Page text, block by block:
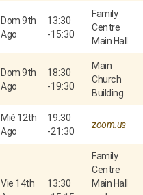
Dom 9th
Ago
13:30
-15:30
Family
Centre
Main Hall
Dom 9th
Ago
18:30
-19:30
Main
Church
Building
Mié 12th
Ago
19:30
-21:30
zoom.us
Vie 14th
13:30
Family
Centre
Main Hall